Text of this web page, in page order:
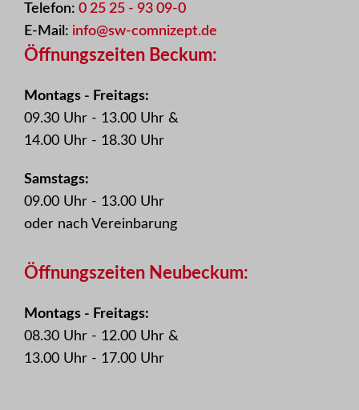
Telefon: 0 25 25 - 93 09-0
E-Mail: info@sw-comnizept.de
Öffnungszeiten Beckum:
Montags - Freitags:
09.30 Uhr - 13.00 Uhr &
14.00 Uhr - 18.30 Uhr
Samstags:
09.00 Uhr - 13.00 Uhr
oder nach Vereinbarung
Öffnungszeiten Neubeckum:
Montags - Freitags:
08.30 Uhr - 12.00 Uhr &
13.00 Uhr - 17.00 Uhr